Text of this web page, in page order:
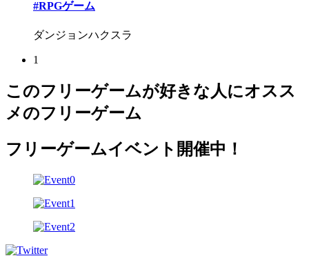
#RPGゲーム
ダンジョンハクスラ
1
このフリーゲームが好きな人にオスス
メのフリーゲーム
フリーゲームイベント開催中！